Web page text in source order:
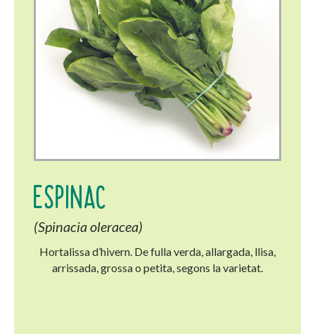
ESPINAC
(Spinacia oleracea)
Hortalissa d’hivern. De fulla verda, allargada, llisa,
arrissada, grossa o petita, segons la varietat.